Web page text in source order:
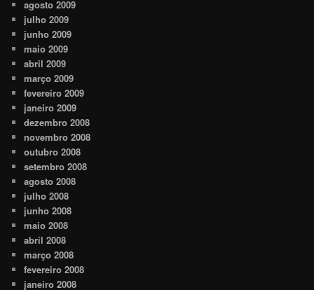
agosto 2009
julho 2009
junho 2009
maio 2009
abril 2009
março 2009
fevereiro 2009
janeiro 2009
dezembro 2008
novembro 2008
outubro 2008
setembro 2008
agosto 2008
julho 2008
junho 2008
maio 2008
abril 2008
março 2008
fevereiro 2008
janeiro 2008